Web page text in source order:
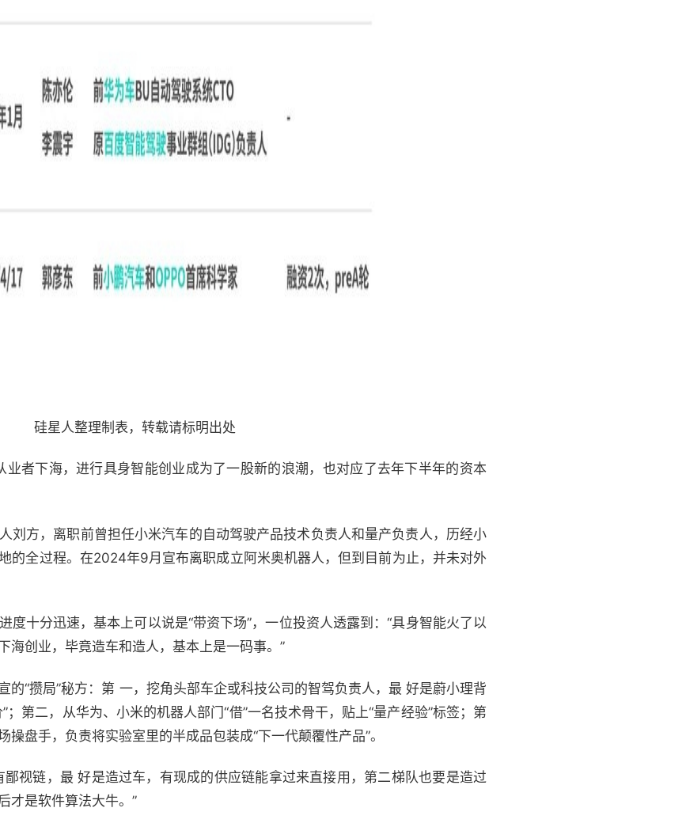
硅星人整理制表，转载请标明出处
者下海，进行具身智能创业成为了一股新的浪潮，也对应了去年下半年的资本
刘方，离职前曾担任小米汽车的自动驾驶产品技术负责人和量产负责人，历经小
的全过程。在2024年9月宣布离职成立阿米奥机器人，但到目前为止，并未对外
度十分迅速，基本上可以说是“带资下场”，一位投资人透露到：“具身智能火了以
海创业，毕竟造车和造人，基本上是一码事。”
的“攒局”秘方：第 一，挖角头部车企或科技公司的智驾负责人，最 好是蔚小理背
；第二，从华为、小米的机器人部门“借”一名技术骨干，贴上“量产经验”标签；第
盘手，负责将实验室里的半成品包装成“下一代颠覆性产品”。
视链，最 好是造过车，有现成的供应链能拿过来直接用，第二梯队也要是造过
才是软件算法大牛。”